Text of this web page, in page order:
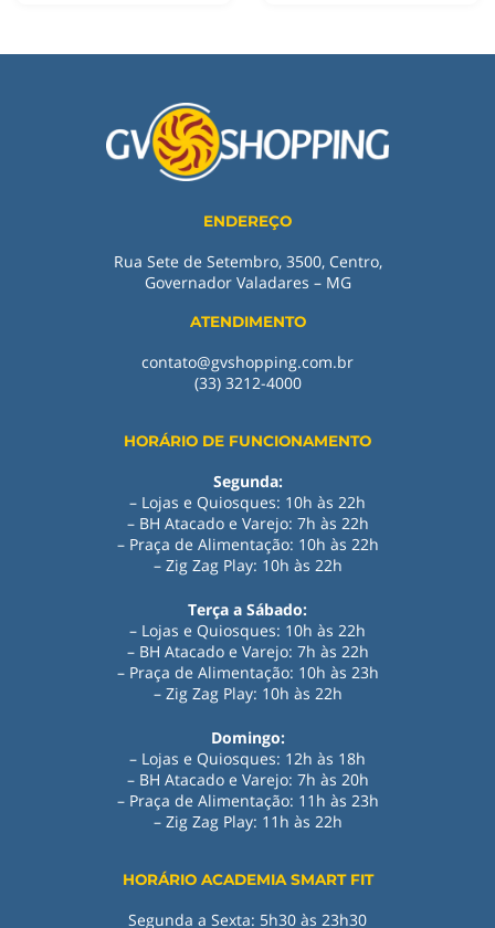
ENDEREÇO
Rua Sete de Setembro, 3500, Centro,
Governador Valadares – MG
ATENDIMENTO
contato@gvshopping.com.br
(33) 3212-4000
HORÁRIO DE FUNCIONAMENTO
Segunda:
– Lojas e Quiosques: 10h às 22h
– BH Atacado e Varejo: 7h às 22h
– Praça de Alimentação: 10h às 22h
– Zig Zag Play: 10h às 22h
Terça a Sábado:
– Lojas e Quiosques: 10h às 22h
– BH Atacado e Varejo: 7h às 22h
– Praça de Alimentação: 10h às 23h
– Zig Zag Play: 10h às 22h
Domingo:
– Lojas e Quiosques: 12h às 18h
– BH Atacado e Varejo: 7h às 20h
– Praça de Alimentação: 11h às 23h
– Zig Zag Play: 11h às 22h
HORÁRIO ACADEMIA SMART FIT
Segunda a Sexta: 5h30 às 23h30